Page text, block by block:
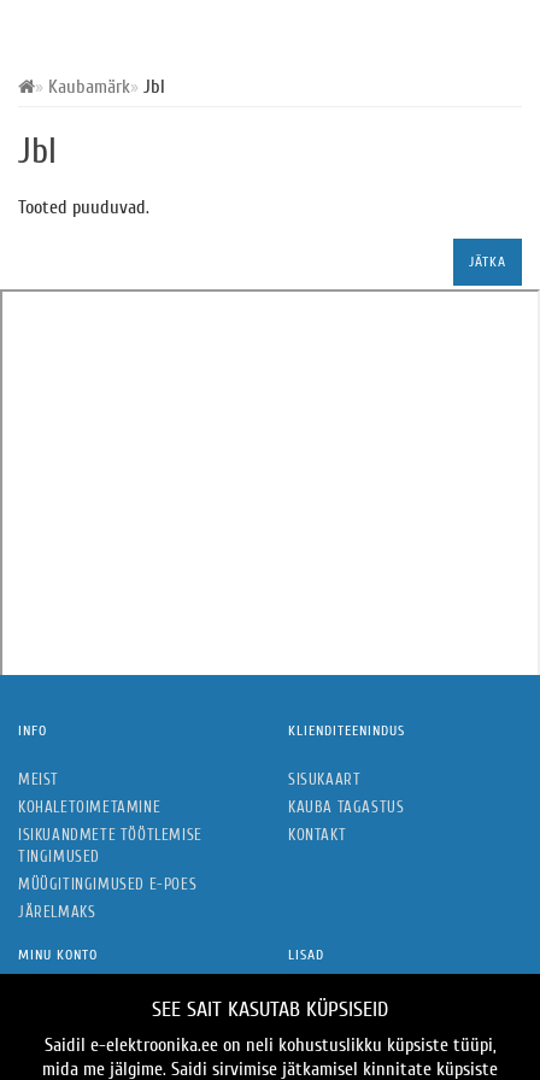
Kaubamärk Jbl
Jbl
Tooted puuduvad.
JÄTKA
INFO
MEIST
KOHALETOIMETAMINE
ISIKUANDMETE TÖÖTLEMISE
TINGIMUSED
MÜÜGITINGIMUSED E-POES
JÄRELMAKS
KLIENDITEENINDUS
SISUKAART
KAUBA TAGASTUS
KONTAKT
MINU KONTO
SOOVIDE NIMEKIRI
LISAD
KAUBAMÄRGID
SOODUSPAKKUMISED
SEE SAIT KASUTAB KÜPSISEID
Saidil e-elektroonika.ee on neli kohustuslikku küpsiste tüüpi,
mida me jälgime. Saidi sirvimise jätkamisel kinnitate küpsiste